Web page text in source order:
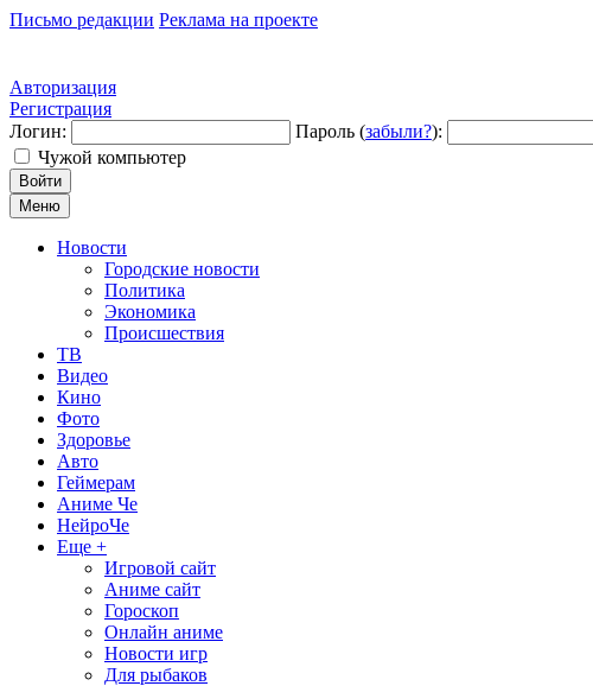
Письмо редакции Реклама на проекте
Авторизация
Регистрация
Логин:
Пароль (забыли?):
Чужой компьютер
Войти
Меню
Новости
Городские новости
Политика
Экономика
Происшествия
ТВ
Видео
Кино
Фото
Здоровье
Авто
Геймерам
Аниме Че
НейроЧе
Еще +
Игровой сайт
Аниме сайт
Гороскоп
Онлайн аниме
Новости игр
Для рыбаков